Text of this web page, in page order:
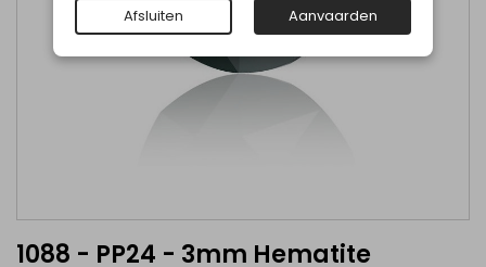
1088 - PP24 - 3mm Hematite
Afsluiten Aanvaarden